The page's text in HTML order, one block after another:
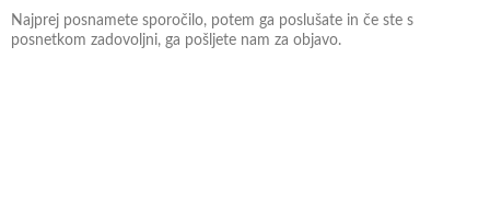
Najprej posnamete sporočilo, potem ga poslušate in če ste s
posnetkom zadovoljni, ga pošljete nam za objavo.